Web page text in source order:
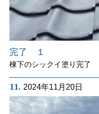
完了 １
棟下のシックイ塗り完了
11. 2024年11月20日